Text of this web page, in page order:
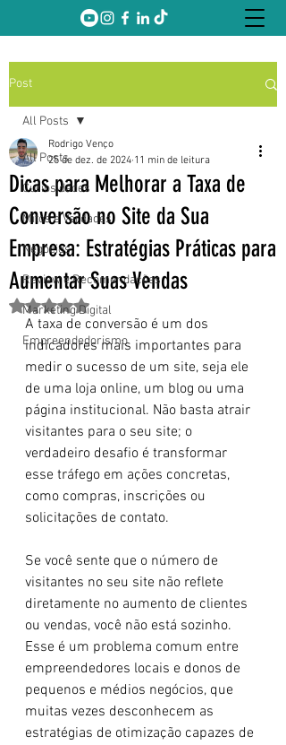
Post
All Posts
Curiosidades
Mitos e Verdades
Negócios
Review e Recomendações
Marketing Digital
Empreendedorismo
All Posts
Dicas para Melhorar a Taxa de
Conversão no Site da Sua
Empresa: Estratégias Práticas para
Aumentar Suas Vendas
Rodrigo Venço
25 de dez. de 2024 11 min de leitura
Avaliado com NaN de 5 estrelas.
A taxa de conversão é um dos
indicadores mais importantes para
medir o sucesso de um site, seja ele
de uma loja online, um blog ou uma
página institucional. Não basta atrair
visitantes para o seu site; o
verdadeiro desafio é transformar
esse tráfego em ações concretas,
como compras, inscrições ou
solicitações de contato.
Se você sente que o número de
visitantes no seu site não reflete
diretamente no aumento de clientes
ou vendas, você não está sozinho.
Esse é um problema comum entre
empreendedores locais e donos de
pequenos e médios negócios, que
muitas vezes desconhecem as
estratégias de otimização capazes de